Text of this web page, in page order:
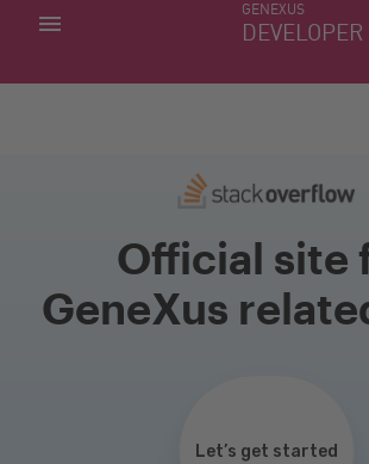
GENEXUS
MINHAS APLICACÕES
Official site
GeneXus
Let’s get started